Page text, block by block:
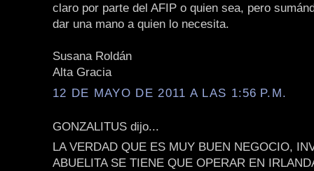
claro por parte del AFIP o quien sea, pero
dar una mano a quien lo necesita.
Susana Roldán
Alta Gracia
12 DE MAYO DE 2011 A LAS 1:56 P.M.
GONZALITUS dijo...
LA VERDAD QUE ES MUY BUEN NEGOCIO,
ABUELITA SE TIENE QUE OPERAR EN